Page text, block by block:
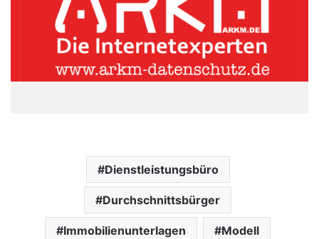
Dienstleistungsbüro
Durchschnittsbürger
Immobilienunterlagen Modell